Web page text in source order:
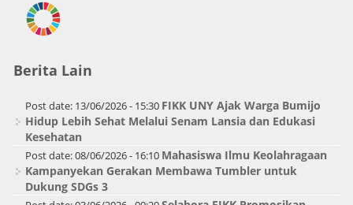
Berita Lain
Post date: 13/06/2026 - 15:30 FIKK UNY Ajak Warga Bumijo
Hidup Lebih Sehat Melalui Senam Lansia dan Edukasi
Kesehatan
Post date:08/06/2026 - 16:10 Mahasiswa Ilmu Keolahragaan
Kampanyekan Gerakan Membawa Tumbler untuk
Dukung SDGs 3